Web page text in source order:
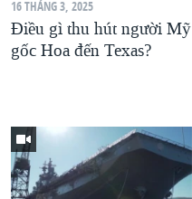
16 THÁNG 3, 2025
Điều gì thu hút người Mỹ
gốc Hoa đến Texas?